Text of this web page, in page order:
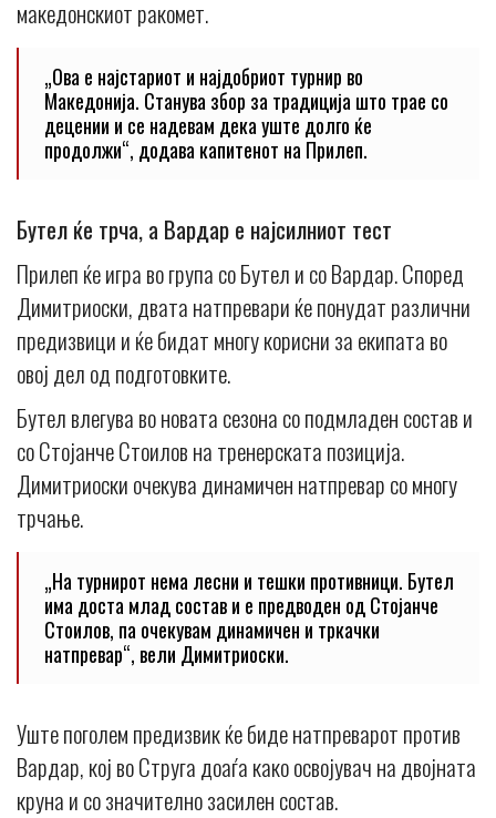
македонскиот ракомет.
„Ова е најстариот и најдобриот турнир во
Македонија. Станува збор за традиција што трае со
децении и се надевам дека уште долго ќе
продолжи“, додава капитенот на Прилеп.
Бутел ќе трча, а Вардар е најсилниот тест
Прилеп ќе игра во група со Бутел и со Вардар. Според
Димитриоски, двата натпревари ќе понудат различни
предизвици и ќе бидат многу корисни за екипата во
овој дел од подготовките.
Бутел влегува во новата сезона со подмладен состав и
со Стојанче Стоилов на тренерската позиција.
Димитриоски очекува динамичен натпревар со многу
трчање.
„На турнирот нема лесни и тешки противници. Бутел
има доста млад состав и е предводен од Стојанче
Стоилов, па очекувам динамичен и тркачки
натпревар“, вели Димитриоски.
Уште поголем предизвик ќе биде натпреварот против
Вардар, кој во Струга доаѓа како освојувач на двојната
круна и со значително засилен состав.